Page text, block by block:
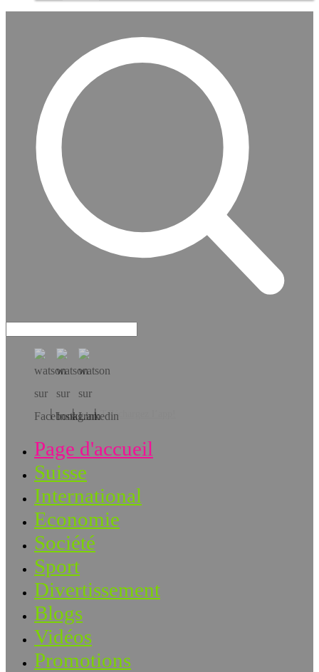
Téléchargez l’app!
Page d'accueil
Suisse
International
Economie
Société
Sport
Divertissement
Blogs
Vidéos
Promotions